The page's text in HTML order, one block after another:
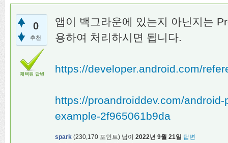
0
추천
채택된 답변
앱이 백그라운에 있는지 아닌지는
용하여 처리하시면 됩니다.
https://developer.android.com/
https://proandroiddev.com/
example-2f965061b9da
spark (230,170 포인트) 님이 2022년 9월 21일 답변